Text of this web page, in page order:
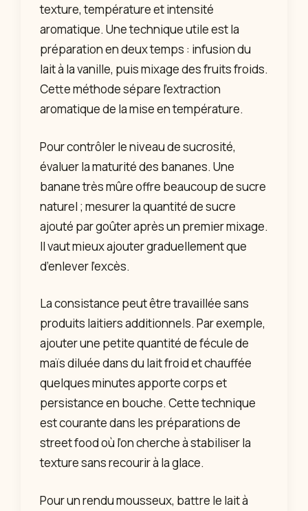
texture, température et intensité
aromatique. Une technique utile est la
préparation en deux temps : infusion du
lait à la vanille, puis mixage des fruits froids.
Cette méthode sépare l’extraction
aromatique de la mise en température.
Pour contrôler le niveau de sucrosité,
évaluer la maturité des bananes. Une
banane très mûre offre beaucoup de sucre
naturel ; mesurer la quantité de sucre
ajouté par goûter après un premier mixage.
Il vaut mieux ajouter graduellement que
d’enlever l’excès.
La consistance peut être travaillée sans
produits laitiers additionnels. Par exemple,
ajouter une petite quantité de fécule de
maïs diluée dans du lait froid et chauffée
quelques minutes apporte corps et
persistance en bouche. Cette technique
est courante dans les préparations de
street food où l’on cherche à stabiliser la
texture sans recourir à la glace.
Pour un rendu mousseux, battre le lait à